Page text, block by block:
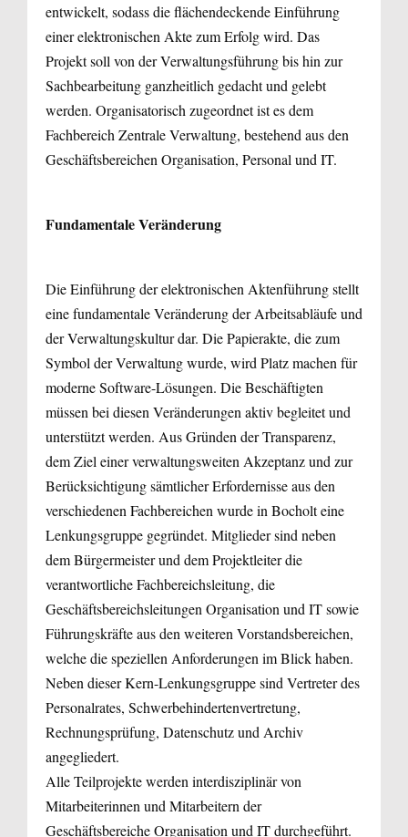
entwickelt, sodass die flächendeckende Einführung
einer elektronischen Akte zum Erfolg wird. Das
Projekt soll von der Verwaltungsführung bis hin zur
Sachbearbeitung ganzheitlich gedacht und gelebt
werden. Organisatorisch zugeordnet ist es dem
Fachbereich Zentrale Verwaltung, bestehend aus den
Geschäftsbereichen Organisation, Personal und IT.
Fundamentale Veränderung
Die Einführung der elektronischen Aktenführung stellt
eine fundamentale Veränderung der Arbeitsabläufe und
der Verwaltungskultur dar. Die Papierakte, die zum
Symbol der Verwaltung wurde, wird Platz machen für
moderne Software-Lösungen. Die Beschäftigten
müssen bei diesen Veränderungen aktiv begleitet und
unterstützt werden. Aus Gründen der Transparenz,
dem Ziel einer verwaltungsweiten Akzeptanz und zur
Berücksichtigung sämtlicher Erfordernisse aus den
verschiedenen Fachbereichen wurde in Bocholt eine
Lenkungsgruppe gegründet. Mitglieder sind neben
dem Bürgermeister und dem Projektleiter die
verantwortliche Fachbereichsleitung, die
Geschäftsbereichsleitungen Organisation und IT sowie
Führungskräfte aus den weiteren Vorstandsbereichen,
welche die speziellen Anforderungen im Blick haben.
Neben dieser Kern-Lenkungsgruppe sind Vertreter des
Personalrates, Schwerbehindertenvertretung,
Rechnungsprüfung, Datenschutz und Archiv
angegliedert.
Alle Teilprojekte werden interdisziplinär von
Mitarbeiterinnen und Mitarbeitern der
Geschäftsbereiche Organisation und IT durchgeführt.